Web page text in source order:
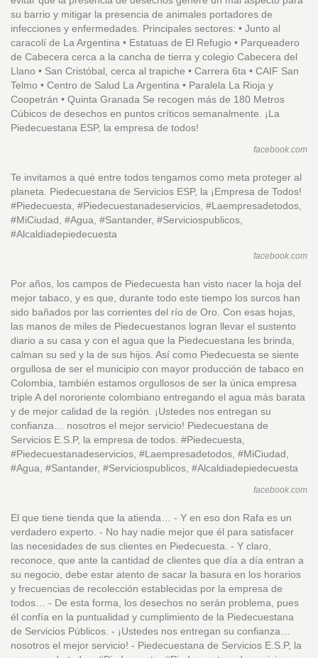
su barrio y mitigar la presencia de animales portadores de
infecciones y enfermedades. Principales sectores: • Junto al
caracolí de La Argentina • Estatuas de El Refugio • Parqueadero
de Cabecera cerca a la cancha de tierra y colegio Cabecera del
Llano • San Cristóbal, cerca al trapiche • Carrera 6ta • CAIF San
Telmo • Centro de Salud La Argentina • Paralela La Rioja y
Coopetrán • Quinta Granada Se recogen más de 180 Metros
Cúbicos de desechos en puntos críticos semanalmente. ¡La
Piedecuestana ESP, la empresa de todos!
facebook.com
Te invitamos a qué entre todos tengamos como meta proteger al
planeta. Piedecuestana de Servicios ESP, la ¡Empresa de Todos!
#Piedecuesta, #Piedecuestanadeservicios, #Laempresadetodos,
#MiCiudad, #Agua, #Santander, #Serviciospublicos,
#Alcaldiadepiedecuesta
facebook.com
Por años, los campos de Piedecuesta han visto nacer la hoja del
mejor tabaco, y es que, durante todo este tiempo los surcos han
sido bañados por las corrientes del río de Oro. Con esas hojas,
las manos de miles de Piedecuestanos logran llevar el sustento
diario a su casa y con el agua que la Piedecuestana les brinda,
calman su sed y la de sus hijos. Así como Piedecuesta se siente
orgullosa de ser el municipio con mayor producción de tabaco en
Colombia, también estamos orgullosos de ser la única empresa
triple A del nororiente colombiano entregando el agua más barata
y de mejor calidad de la región. ¡Ustedes nos entregan su
confianza… nosotros el mejor servicio! Piedecuestana de
Servicios E.S.P, la empresa de todos. #Piedecuesta,
#Piedecuestanadeservicios, #Laempresadetodos, #MiCiudad,
#Agua, #Santander, #Serviciospublicos, #Alcaldiadepiedecuesta
facebook.com
El que tiene tienda que la atienda… - Y en eso don Rafa es un
verdadero experto. - No hay nadie mejor que él para satisfacer
las necesidades de sus clientes en Piedecuesta. - Y claro,
reconoce, que ante la cantidad de clientes que día a día entran a
su negocio, debe estar atento de sacar la basura en los horarios
y frecuencias de recolección establecidas por la empresa de
todos… - De esta forma, los desechos no serán problema, pues
él confía en la puntualidad y cumplimiento de la Piedecuestana
de Servicios Públicos. - ¡Ustedes nos entregan su confianza…
nosotros el mejor servicio! - Piedecuestana de Servicios E.S.P, la